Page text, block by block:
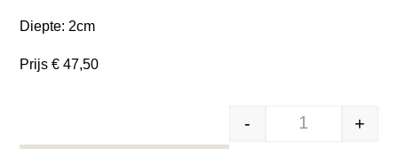
Diepte: 2cm
Prijs € 47,50
- +